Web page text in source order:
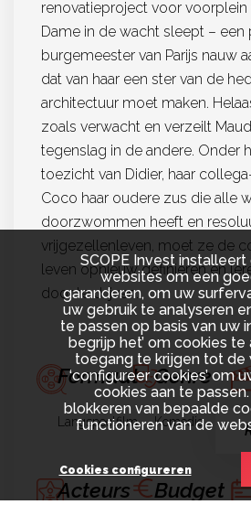
renovatieproject voor
Dame in de wacht sleept –
burgemeester van Parijs nauw
dat van haar een ster van de
architectuur moet maken.
zoals verwacht en verzeilt
tegenslag in de andere. Onder
toezicht van Didier, haar
Coco haar oudere zus die alle
doorzwommen heeft en
vrijgezellenleven, moet ze de
leven opnieuw definiëren en
door te drijven.
Formaat
Langspeelfilm
Genre
Komedie
Acteurs Budget
SCOPE Invest
websites om een
garanderen, om uw
uw gebruik te analyseren
te passen op basis van uw
begrijp het’ om cookies
toegang te krijgen tot de
‘configureer cookies’ om
cookies aan te
blokkeren van bepaalde
functioneren van de
Cookies configureren